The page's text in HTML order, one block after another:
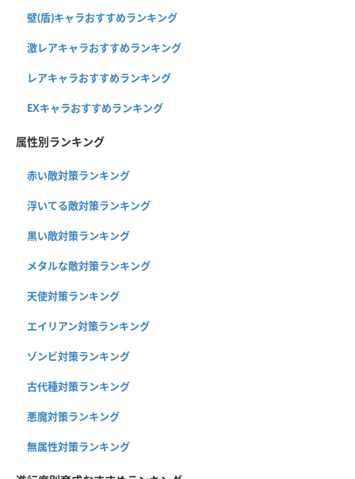
壁(盾)キャラおすすめランキング
激レアキャラおすすめランキング
レアキャラおすすめランキング
EXキャラおすすめランキング
属性別ランキング
赤い敵対策ランキング
浮いてる敵対策ランキング
黒い敵対策ランキング
メタルな敵対策ランキング
天使対策ランキング
エイリアン対策ランキング
ゾンビ対策ランキング
古代種対策ランキング
悪魔対策ランキング
無属性対策ランキング